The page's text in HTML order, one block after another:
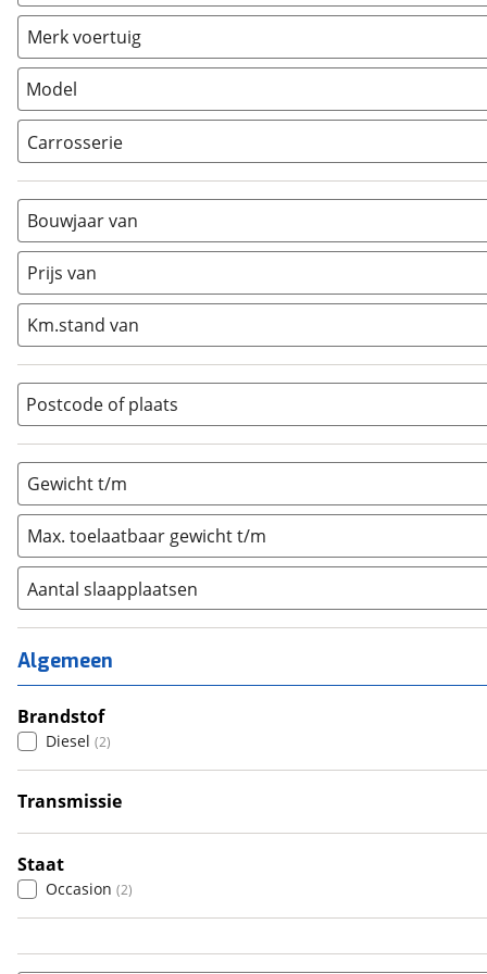
Vouwwagen
Merk voertuig
Model
Carrosserie
Alkoof (0)
Busmodel
Caravan (0)
Half-integraal
Integraal (0)
Opzetunit (0
Vouwwagen (0)
Bouwjaar van
Prijs van
Km.stand van
Postcode of plaats
Gewicht t/m
Max. toelaatbaar gewicht t/m
Aantal slaapplaatsen
1 (0)
2 (1)
3 (0)
4 (1)
5 (0)
6+ (0)
Algemeen
Brandstof
Diesel (2)
Transmissie
Staat
Occasion (2)